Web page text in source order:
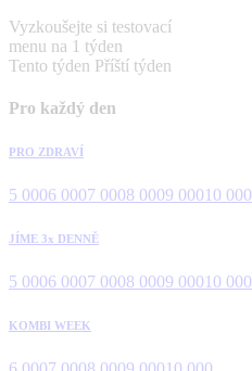
Vyzkoušejte si testovací
menu na 1 týden
Tento týden Příští týden
Pro každý den
PRO ZDRAVÍ
5 0006 0007 0008 0009 00010 000
JÍME 3x DENNĚ
5 0006 0007 0008 0009 00010 000
KOMBI WEEK